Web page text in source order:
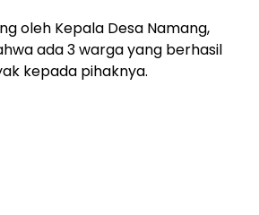
oleh Kepala Desa Namang,
ada 3 warga yang berhasil
kepada pihaknya.